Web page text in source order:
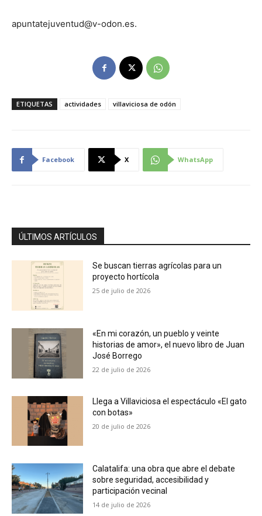
apuntatejuventud@v-odon.es.
ETIQUETAS actividades villaviciosa de odón
Facebook X WhatsApp
ÚLTIMOS ARTÍCULOS
Se buscan tierras agrícolas para un
proyecto hortícola
25 de julio de 2026
«En mi corazón, un pueblo y veinte
historias de amor», el nuevo libro de Juan
José Borrego
22 de julio de 2026
Llega a Villaviciosa el espectáculo «El gato
con botas»
20 de julio de 2026
Calatalifa: una obra que abre el debate
sobre seguridad, accesibilidad y
participación vecinal
14 de julio de 2026